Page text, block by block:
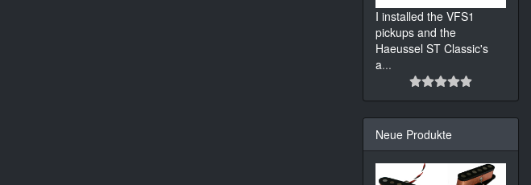
I installed the VFS1
pickups and the
Haeussel ST Classic's
a...
Neue Produkte